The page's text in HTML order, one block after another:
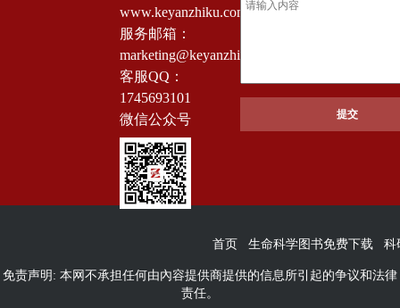
www.keyanzhiku.com
服务邮箱：
marketing@keyanzhiku.com
客服QQ：
1745693101
微信公众号
首页 生命科学图书免费下载 科
免责声明: 本网不承担任何由內容提供商提供的信息所引起的争议和法律
责任。